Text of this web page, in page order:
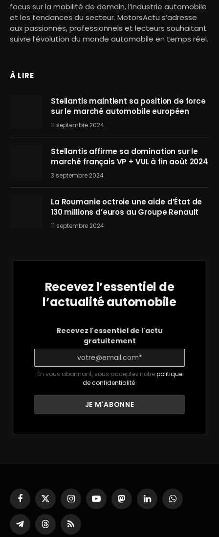
focus sur la mobilité de demain, l’industrie automobile
et les tendances du secteur. MotorsActu s’adresse
aux passionnés, professionnels et lecteurs souhaitant
suivre l’évolution du monde automobile en temps réel.
À LIRE
Stellantis maintient sa position de force
sur le marché automobile européen
11 septembre 2024
Stellantis affirme sa domination sur le
marché français VP + VUL à fin août 2024
3 septembre 2024
La Roumanie octroie une aide d’État de
130 millions d’euros au Groupe Renault
11 septembre 2024
Recevez l’essentiel de
l’actualité automobile
Recevez l'essentiel de l'actu
gratuitement
En vous abonnant, vous acceptez notrepolitique
de confidentialité.
Facebook
X
(Twitter)
InstagramYouTubeMastodonLinkedInWhatsApp
PartagerThreadsRSS